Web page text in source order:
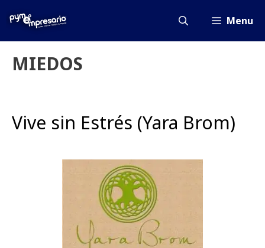
Menu
MIEDOS
Vive sin Estrés (Yara Brom)